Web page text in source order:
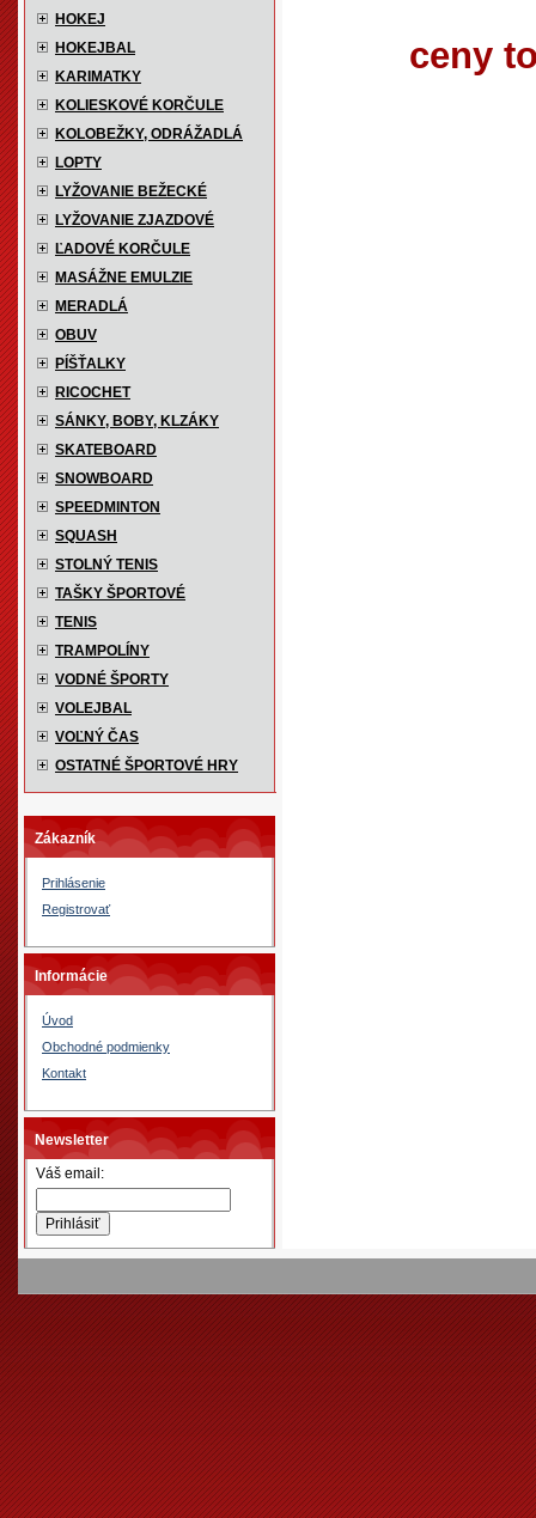
HOKEJ
HOKEJBAL
KARIMATKY
KOLIESKOVÉ KORČULE
KOLOBEŽKY, ODRÁŽADLÁ
LOPTY
LYŽOVANIE BEŽECKÉ
LYŽOVANIE ZJAZDOVÉ
ĽADOVÉ KORČULE
MASÁŽNE EMULZIE
MERADLÁ
OBUV
PÍŠŤALKY
RICOCHET
SÁNKY, BOBY, KLZÁKY
SKATEBOARD
SNOWBOARD
SPEEDMINTON
SQUASH
STOLNÝ TENIS
TAŠKY ŠPORTOVÉ
TENIS
TRAMPOLÍNY
VODNÉ ŠPORTY
VOLEJBAL
VOĽNÝ ČAS
OSTATNÉ ŠPORTOVÉ HRY
Zákazník
Prihlásenie
Registrovať
Informácie
Úvod
Obchodné podmienky
Kontakt
Newsletter
Váš email:
ceny